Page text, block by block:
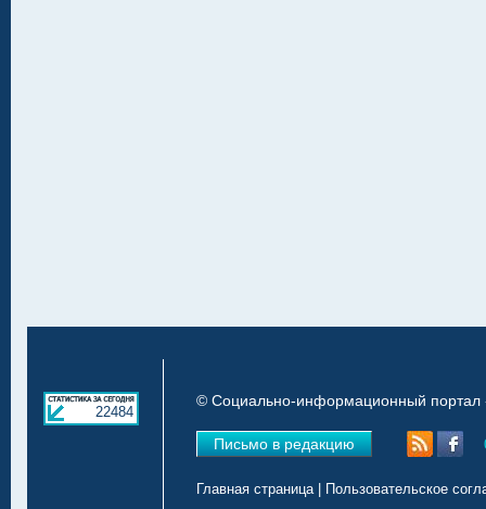
22484
© Социально-информационный портал
Письмо в редакцию
Главная страница| Пользовательское